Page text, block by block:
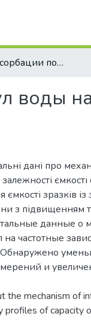
Влияние адсорбации полярных молекул воды на емкость пористого кремния
воды
дані про
зразків із
з підвищенням
данные о
частотные
Обнаружено
и
the mechanism of
profiles of capacity